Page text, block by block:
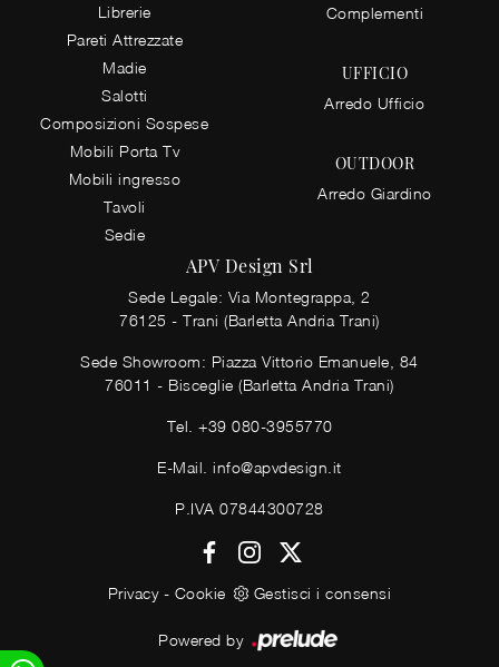
Librerie
Pareti Attrezzate
Madie
Salotti
Composizioni Sospese
Mobili Porta Tv
Mobili ingresso
Tavoli
Sedie
Complementi
UFFICIO
Arredo Ufficio
OUTDOOR
Arredo Giardino
APV Design Srl
Sede Legale: Via Montegrappa, 2
76125 - Trani (Barletta Andria Trani)
Sede Showroom: Piazza Vittorio Emanuele, 84
76011 - Bisceglie (Barletta Andria Trani)
Tel. +39 080-3955770
E-Mail.info@apvdesign.it
P.IVA 07844300728
Privacy- Cookie Gestisci i consensi
Powered by